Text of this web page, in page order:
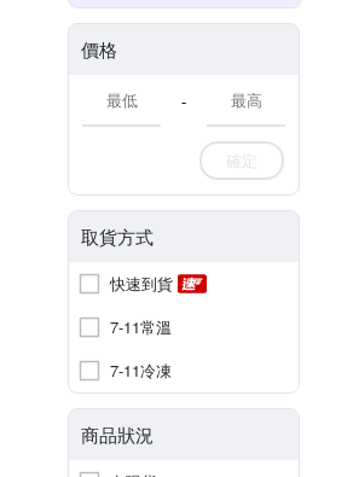
價格
-
確定
取貨方式
快速到貨
7-11常溫
7-11冷凍
商品狀況